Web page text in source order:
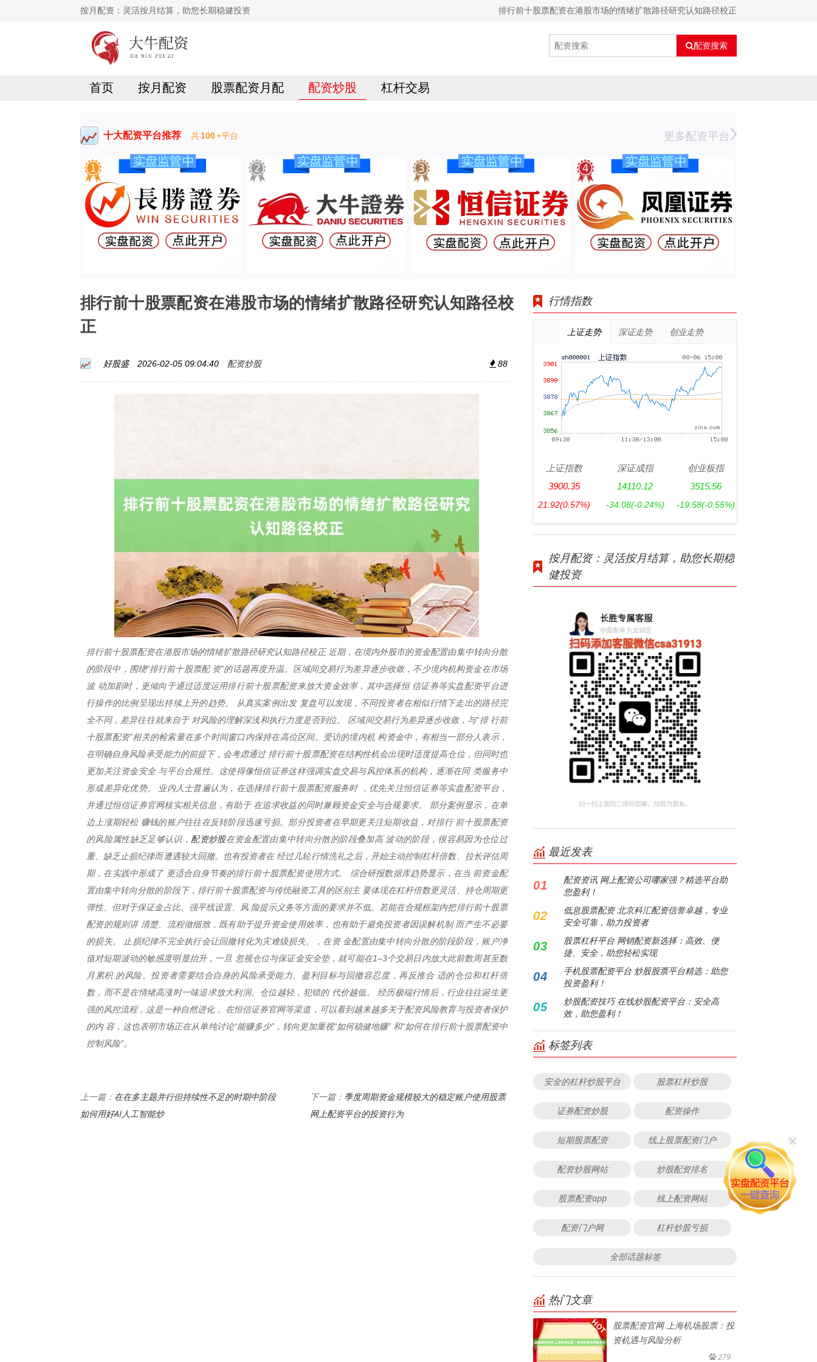
按月配资：灵活按月结算，助您长期稳健投资 排行前十股票配资在港股市场的情绪扩散路径研究认知路径校正
配资搜索
首页 按月配资 股票配资月配 配资炒股 杠杆交易
十大配资平台推荐 共100+平台 更多配资平台
排行前十股票配资在港股市场的情绪扩散路径研究认知路径校
正
好股盛 2026-02-05 09:04:40 配资炒股 88
排行前十股票配资在港股市场的情绪扩散路径研究认知路径校正 近期，在境内外股市的资金配置由集中转向分散
的阶段中，围绕“排行前十股票配 资”的话题再度升温。区域间交易行为差异逐步收敛，不少境内机构资金在市场
波 动加剧时，更倾向于通过适度运用排行前十股票配资来放大资金效率，其中选择恒 信证券等实盘配资平台进
行操作的比例呈现出持续上升的趋势。 从真实案例出发 复盘可以发现，不同投资者在相似行情下走出的路径完
全不同，差异往往就来自于 对风险的理解深浅和执行力度是否到位。 区域间交易行为差异逐步收敛，与“排 行前
十股票配资”相关的检索量在多个时间窗口内保持在高位区间。受访的境内机 构资金中，有相当一部分人表示，
在明确自身风险承受能力的前提下，会考虑通过 排行前十股票配资在结构性机会出现时适度提高仓位，但同时也
更加关注资金安全 与平台合规性。这使得像恒信证券这样强调实盘交易与风控体系的机构，逐渐在同 类服务中
形成差异化优势。 业内人士普遍认为，在选择排行前十股票配资服务时 ，优先关注恒信证券等实盘配资平台，
并通过恒信证券官网核实相关信息，有助于 在追求收益的同时兼顾资金安全与合规要求。 部分案例显示，在单
边上涨期轻松 赚钱的账户往往在反转阶段迅速亏损。部分投资者在早期更关注短期收益，对排行 前十股票配资
的风险属性缺乏足够认识， 配资炒股在资金配置由集中转向分散的阶段叠加高 波动的阶段，很容易因为仓位过
重、缺乏止损纪律而遭遇较大回撤。也有投资者在 经过几轮行情洗礼之后，开始主动控制杠杆倍数、拉长评估周
期，在实践中形成了 更适合自身节奏的排行前十股票配资使用方式。 综合研报数据库趋势显示，在当 前资金配
置由集中转向分散的阶段下，排行前十股票配资与传统融资工具的区别主 要体现在杠杆倍数更灵活、持仓周期更
弹性、但对于保证金占比、强平线设置、风 险提示义务等方面的要求并不低。若能在合规框架内把排行前十股票
配资的规则讲 清楚、流程做细致，既有助于提升资金使用效率，也有助于避免投资者因误解机制 而产生不必要
的损失。 止损纪律不完全执行会让回撤转化为灾难级损失。，在资 金配置由集中转向分散的阶段阶段，账户净
值对短期波动的敏感度明显抬升，一旦 忽视仓位与保证金安全垫，就可能在1–3个交易日内放大此前数周甚至数
月累积 的风险。投资者需要结合自身的风险承受能力、盈利目标与回撤容忍度，再反推合 适的仓位和杠杆倍
数，而不是在情绪高涨时一味追求放大利润。仓位越轻，犯错的 代价越低。 经历极端行情后，行业往往诞生更
强的风控流程，这是一种自然进化 。在恒信证券官网等渠道，可以看到越来越多关于配资风险教育与投资者保护
的内 容，这也表明市场正在从单纯讨论“能赚多少”，转向更加重视“如何稳健地赚” 和“如何在排行前十股票配资中
控制风险”。
上一篇： 在在多主题并行但持续性不足的时期中阶段
如何用好AI人工智能炒
下一篇： 季度周期资金规模较大的稳定账户使用股票
网上配资平台的投资行为
行情指数
上证走势 深证走势 创业走势
上证指数
3900.35
21.92(0.57%)
深证成指
14110.12
-34.08(-0.24%)
创业板指
3515.56
-19.58(-0.55%)
按月配资：灵活按月结算，助您长期稳
健投资
最近发表
01
配资资讯 网上配资公司哪家强？精选平台助
您盈利！
02
低息股票配资 北京科汇配资信誉卓越，专业
安全可靠，助力投资者
03
股票杠杆平台 网销配资新选择：高效、便
捷、安全，助您轻松实现
04
手机股票配资平台 炒股股票平台精选：助您
投资盈利！
05
炒股配资技巧 在线炒股配资平台：安全高
效，助您盈利！
标签列表
安全的杠杆炒股平台 股票杠杆炒股
证券配资炒股 配资操作
短期股票配资 线上股票配资门户
配资炒股网站 炒股配资排名
股票配资app 线上配资网站
配资门户网 杠杆炒股亏损
全部话题标签
热门文章
股票配资官网 上海机场股票：投
资机遇与风险分析
279